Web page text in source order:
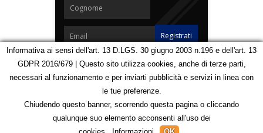
Homepage Notizie Speciali Eventi Foto Carnevale
Partners
Contatti
Mappa
123104050
Informativa ai sensi dell'art. 13 D.LGS. 30 giugno 2003 n.196 e dell'art. 13
GDPR 2016/679 | Questo sito utilizza cookies, anche di terze parti,
necessari al funzionamento e per inviarti pubblicità e servizi in linea con
le tue preferenze.
Chiudendo questo banner, scorrendo questa pagina o cliccando
qualunque suo elemento acconsenti all'uso dei